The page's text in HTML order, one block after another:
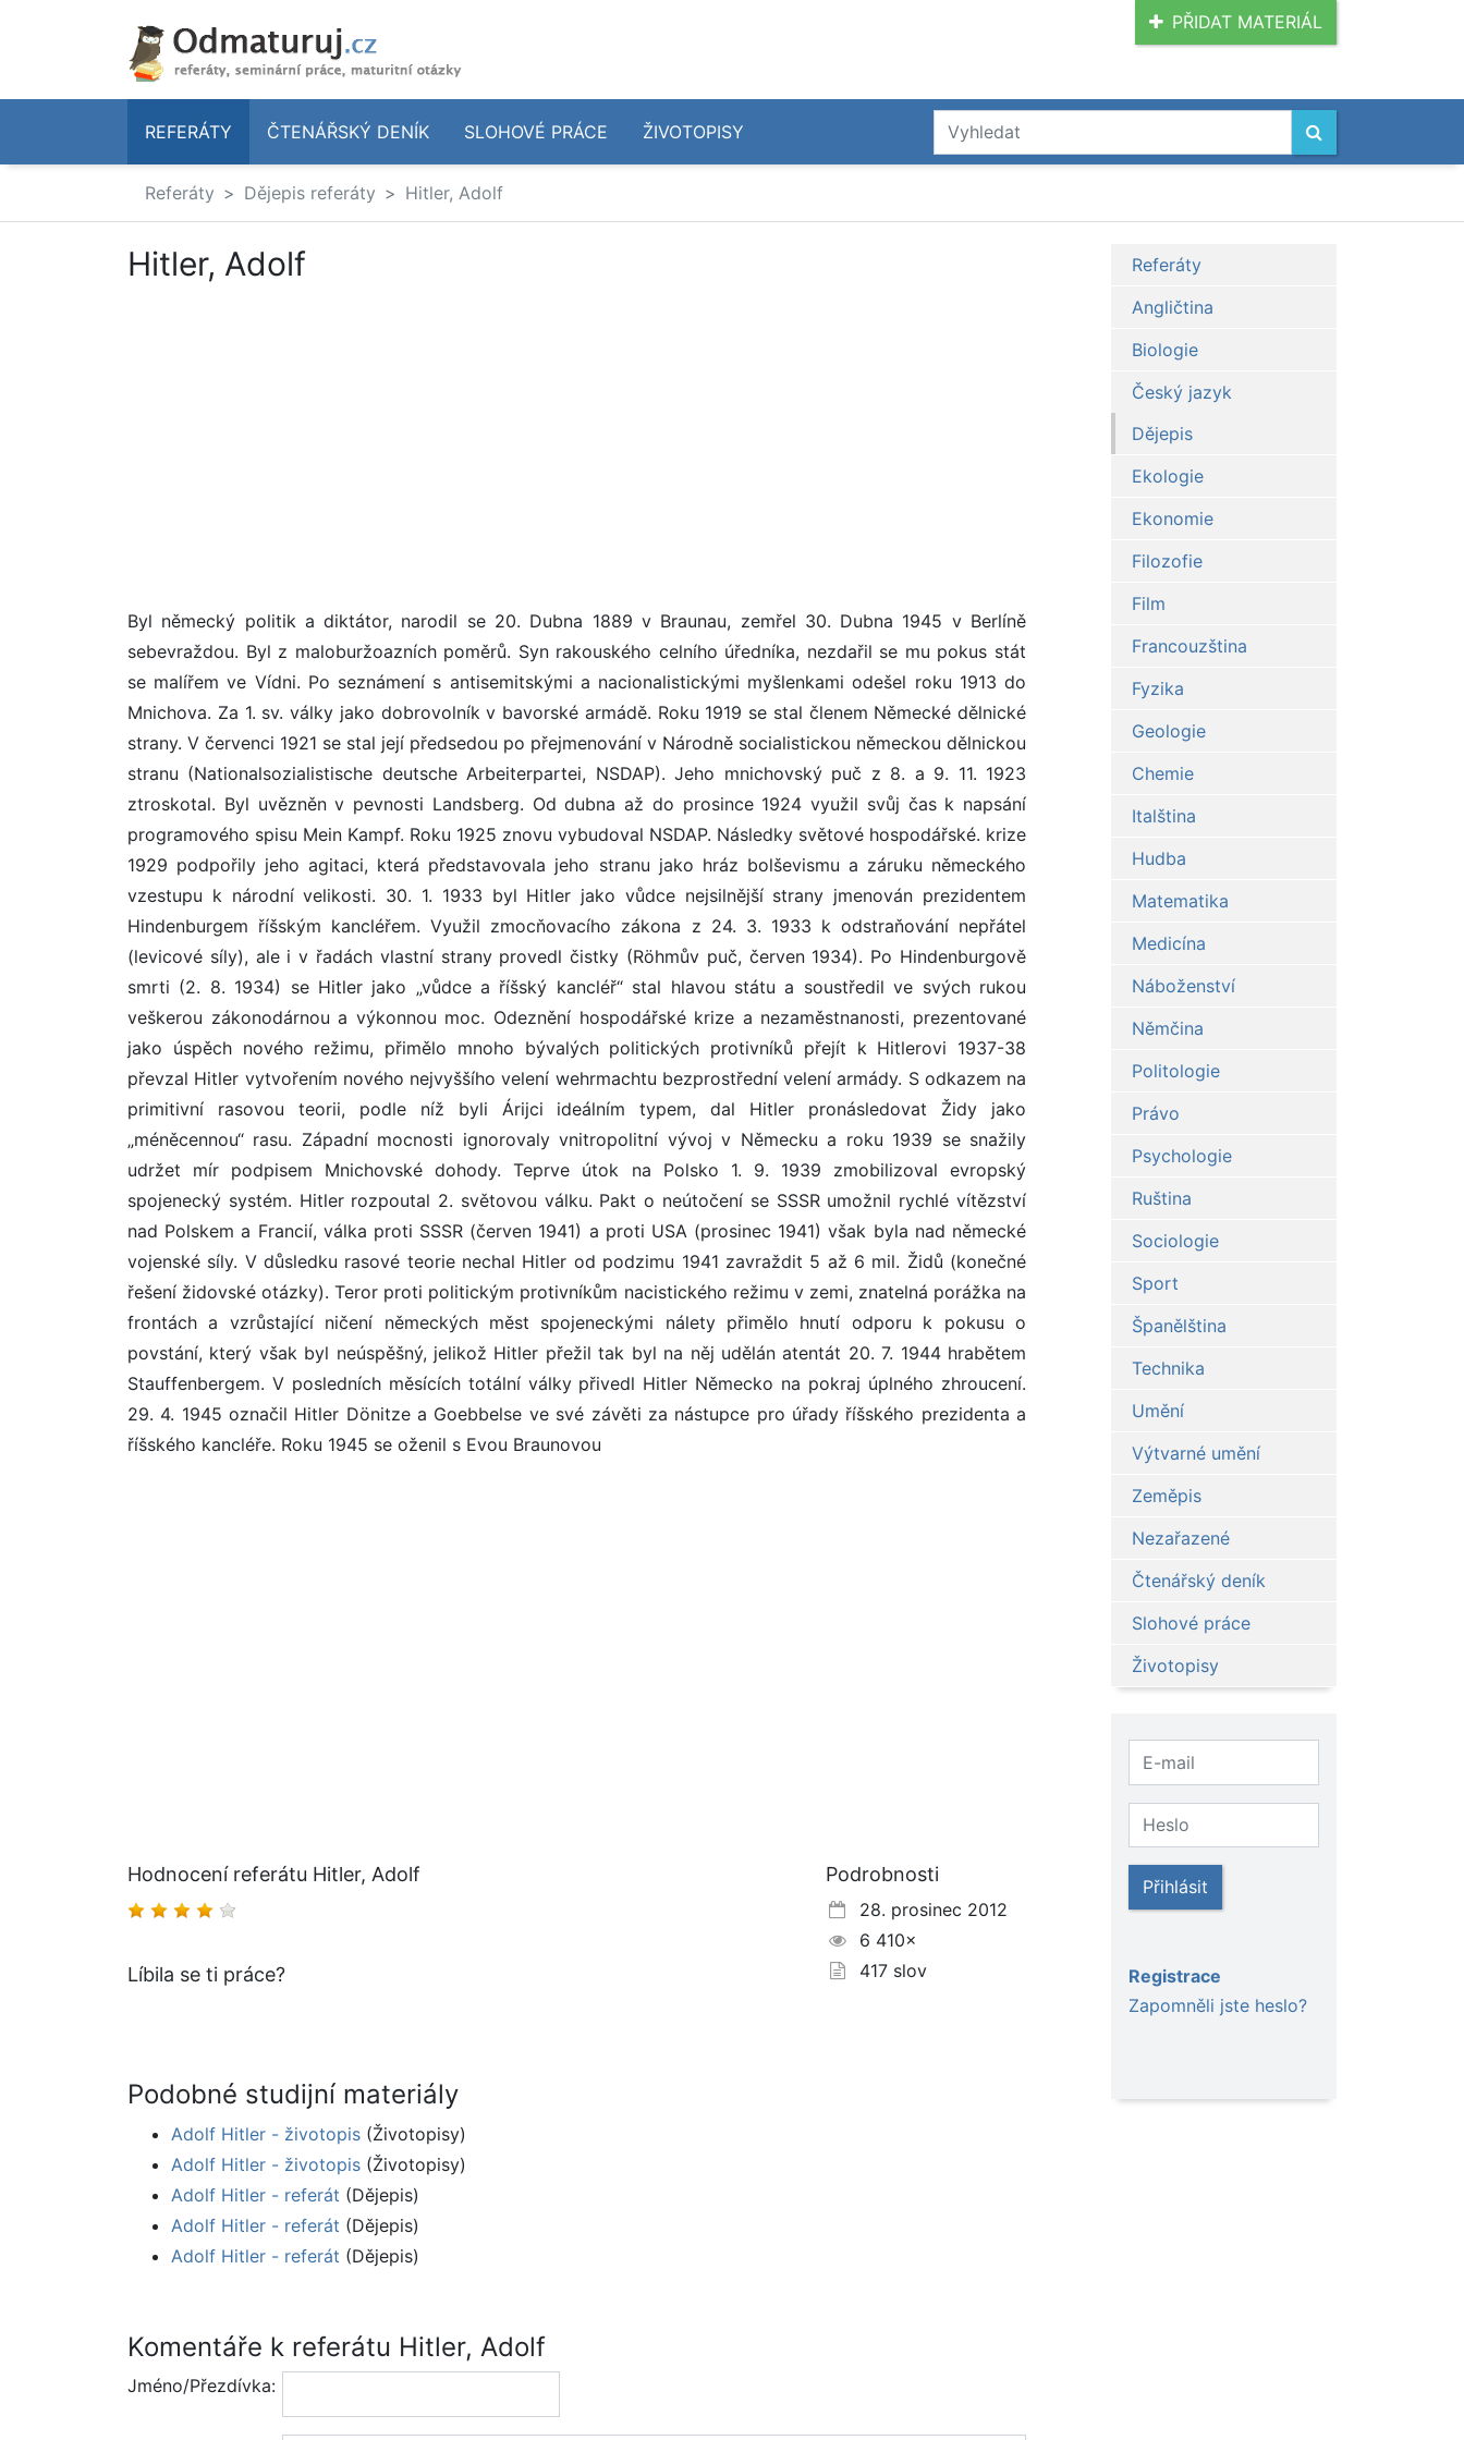
PŘIDAT MATERIÁL
REFERÁTY ČTENÁŘSKÝ DENÍK SLOHOVÉ PRÁCE ŽIVOTOPISY
Referáty Dějepis referáty Hitler, Adolf
Hitler, Adolf
Byl německý politik a diktátor, narodil se 20. Dubna 1889 v Braunau, zemřel 30. Dubna 1945 v Berlíně
sebevraždou. Byl z maloburžoazních poměrů. Syn rakouského celního úředníka, nezdařil se mu pokus stát
se malířem ve Vídni. Po seznámení s antisemitskými a nacionalistickými myšlenkami odešel roku 1913 do
Mnichova. Za 1. sv. války jako dobrovolník v bavorské armádě. Roku 1919 se stal členem Německé dělnické
strany. V červenci 1921 se stal její předsedou po přejmenování v Národně socialistickou německou dělnickou
stranu (Nationalsozialistische deutsche Arbeiterpartei, NSDAP). Jeho mnichovský puč z 8. a 9. 11. 1923
ztroskotal. Byl uvězněn v pevnosti Landsberg. Od dubna až do prosince 1924 využil svůj čas k napsání
programového spisu Mein Kampf. Roku 1925 znovu vybudoval NSDAP. Následky světové hospodářské. krize
1929 podpořily jeho agitaci, která představovala jeho stranu jako hráz bolševismu a záruku německého
vzestupu k národní velikosti. 30. 1. 1933 byl Hitler jako vůdce nejsilnější strany jmenován prezidentem
Hindenburgem říšským kancléřem. Využil zmocňovacího zákona z 24. 3. 1933 k odstraňování nepřátel
(levicové síly), ale i v řadách vlastní strany provedl čistky (Röhmův puč, červen 1934). Po Hindenburgově
smrti (2. 8. 1934) se Hitler jako „vůdce a říšský kancléř“ stal hlavou státu a soustředil ve svých rukou
veškerou zákonodárnou a výkonnou moc. Odeznění hospodářské krize a nezaměstnanosti, prezentované
jako úspěch nového režimu, přimělo mnoho bývalých politických protivníků přejít k Hitlerovi 1937-38
převzal Hitler vytvořením nového nejvyššího velení wehrmachtu bezprostřední velení armády. S odkazem na
primitivní rasovou teorii, podle níž byli Árijci ideálním typem, dal Hitler pronásledovat Židy jako
„méněcennou“ rasu. Západní mocnosti ignorovaly vnitropolitní vývoj v Německu a roku 1939 se snažily
udržet mír podpisem Mnichovské dohody. Teprve útok na Polsko 1. 9. 1939 zmobilizoval evropský
spojenecký systém. Hitler rozpoutal 2. světovou válku. Pakt o neútočení se SSSR umožnil rychlé vítězství
nad Polskem a Francií, válka proti SSSR (červen 1941) a proti USA (prosinec 1941) však byla nad německé
vojenské síly. V důsledku rasové teorie nechal Hitler od podzimu 1941 zavraždit 5 až 6 mil. Židů (konečné
řešení židovské otázky). Teror proti politickým protivníkům nacistického režimu v zemi, znatelná porážka na
frontách a vzrůstající ničení německých měst spojeneckými nálety přimělo hnutí odporu k pokusu o
povstání, který však byl neúspěšný, jelikož Hitler přežil tak byl na něj udělán atentát 20. 7. 1944 hrabětem
Stauffenbergem. V posledních měsících totální války přivedl Hitler Německo na pokraj úplného zhroucení.
29. 4. 1945 označil Hitler Dönitze a Goebbelse ve své závěti za nástupce pro úřady říšského prezidenta a
říšského kancléře. Roku 1945 se oženil s Evou Braunovou
Hodnocení referátu Hitler, Adolf
Líbila se ti práce?
Podrobnosti
28. prosinec 2012
6 410×
417 slov
Podobné studijní materiály
Adolf Hitler - životopis (Životopisy)
Adolf Hitler - životopis (Životopisy)
Adolf Hitler - referát (Dějepis)
Adolf Hitler - referát (Dějepis)
Adolf Hitler - referát (Dějepis)
Komentáře k referátu Hitler, Adolf
Jméno/Přezdívka:
Referáty
Angličtina
Biologie
Český jazyk
Dějepis
Ekologie
Ekonomie
Filozofie
Film
Francouzština
Fyzika
Geologie
Chemie
Italština
Hudba
Matematika
Medicína
Náboženství
Němčina
Politologie
Právo
Psychologie
Ruština
Sociologie
Sport
Španělština
Technika
Umění
Výtvarné umění
Zeměpis
Nezařazené
Čtenářský deník
Slohové práce
Životopisy
Přihlásit
Registrace
Zapomněli jste heslo?